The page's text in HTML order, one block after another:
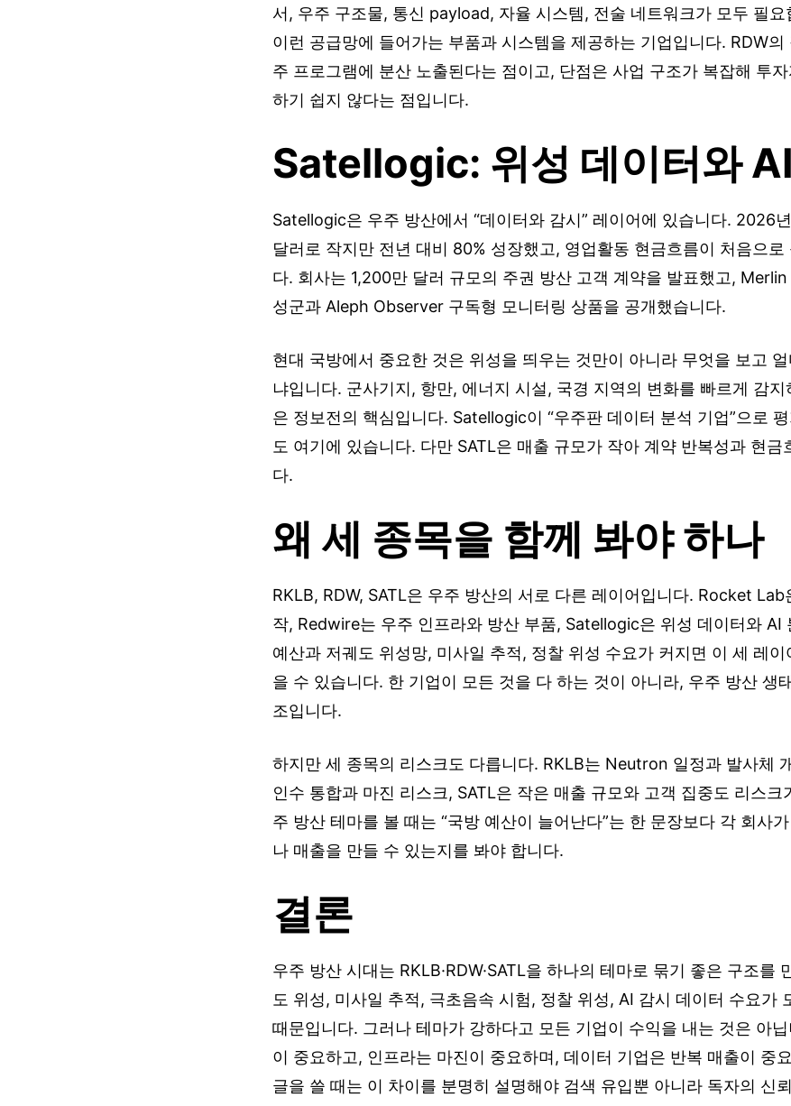
서, 우주 구조물, 통신 payload, 자율 시스템, 전술 네트워크가 모두 필
이런 공급망에 들어가는 부품과 시스템을 제공하는 기업입니다. RDW의
주 프로그램에 분산 노출된다는 점이고, 단점은 사업 구조가 복잡해 투
하기 쉽지 않다는 점입니다.
Satellogic: 위성 데이터와
Satellogic은 우주 방산에서 “데이터와 감시” 레이어에 있습니다. 2026
달러로 작지만 전년 대비 80% 성장했고, 영업활동 현금흐름이 처음으로
다. 회사는 1,200만 달러 규모의 주권 방산 고객 계약을 발표했고,
성군과 Aleph Observer 구독형 모니터링 상품을 공개했습니다.
현대 국방에서 중요한 것은 위성을 띄우는 것만이 아니라 무엇을 보고
냐입니다. 군사기지, 항만, 에너지 시설, 국경 지역의 변화를 빠르게 감지
은 정보전의 핵심입니다. Satellogic이 “우주판 데이터 분석 기업”으로
도 여기에 있습니다. 다만 SATL은 매출 규모가 작아 계약 반복성과 현금
다.
왜 세 종목을 함께 봐야 하나
RKLB, RDW, SATL은 우주 방산의 서로 다른 레이어입니다. Rocket Lab
작, Redwire는 우주 인프라와 방산 부품, Satellogic은 위성 데이터와 AI
예산과 저궤도 위성망, 미사일 추적, 정찰 위성 수요가 커지면 이 세 레
을 수 있습니다. 한 기업이 모든 것을 다 하는 것이 아니라, 우주 방산 생
조입니다.
하지만 세 종목의 리스크도 다릅니다. RKLB는 Neutron 일정과 발사체
인수 통합과 마진 리스크, SATL은 작은 매출 규모와 고객 집중도 리스크
주 방산 테마를 볼 때는 “국방 예산이 늘어난다”는 한 문장보다 각 회사
나 매출을 만들 수 있는지를 봐야 합니다.
결론
우주 방산 시대는 RKLB·RDW·SATL을 하나의 테마로 묶기 좋은 구조를
도 위성, 미사일 추적, 극초음속 시험, 정찰 위성, AI 감시 데이터 수요가
때문입니다. 그러나 테마가 강하다고 모든 기업이 수익을 내는 것은 아
이 중요하고, 인프라는 마진이 중요하며, 데이터 기업은 반복 매출이 중
글을 쓸 때는 이 차이를 분명히 설명해야 검색 유입뿐 아니라 독자의 신